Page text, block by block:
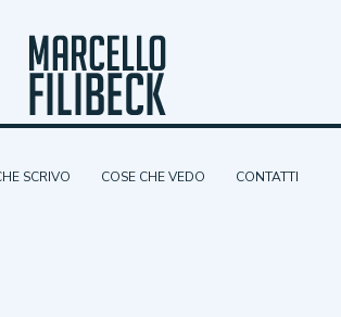
Skip
to
content
SCRIVO COSE CHE VEDO CONTATTI